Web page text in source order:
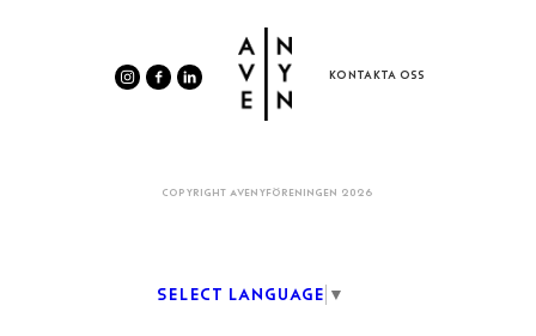
KONTAKTA OSS
COPYRIGHT AVENYFÖRENINGEN 2026
Select Language ▼